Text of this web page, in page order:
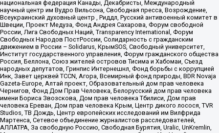
национальная федерация Канады, Декабристы, Международный
научный центр им Вудро Вильсона, Свободная пресса, Возрождение,
Всеукраинский духовный центр , Риддл, Русский антивоенный комитет в
Швеции, Проект Медуза, Фонд Андрея Сахарова, Форум свободной
России, Лига Свободных Наций, Transparеncy International, Форум
Свободных Народов ПостРоссии, Солидарность с гражданским
движением в России – Solidarus, КрымSOS, Свободный университет,
Институт государственного управления, Форум гражданского общества
Россия, Беллона, Союз жителей островов Тисима и Хабомаи, Съезд
народных депутатов, Гринпис Интернешнл, Фонд борьбы с коррупцией
Инк, Завет церквей TCCN, Агора, Всемирный фонд природы, BDR Novaja
Gazeta-Europe, Алтай проект, Образовательный дом прав человека
Чернигов, Фонд Дом Прав Человека, Белорусский дом прав человека
имени Бориса Звозскова, Дом прав человека Тбилиси, Дом прав
человека Ереван, Дом прав человека Крым, Центр дикого лосося, TVR
Studios, ТВ Дождь, Центр европейских исследований им Вилфрида
Мартенса, Сетевое объединение журналистов расследователей,
АЛЛАТРА, За свободную Россию, Свободная Бурятия, Uralic, UnKremlin,